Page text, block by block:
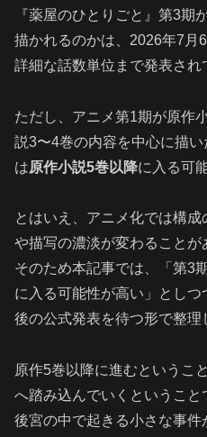
『薬屋のひとりごと』第3期
描かれるのかは、2026年7月
詳細な話数単位まで発表され
ただし、アニメ第1期が原作
説3〜4巻の内容を中心に描
は原作小説5巻以降に入る可
とはいえ、アニメ化では構
や描写の濃淡が変わることが
そのため本記事では、「第3
に入る可能性が高い」とし
後の公式発表を待つ形で整理
原作5巻以降に進むというこ
へ踏み込んでいくということ
後宮の中で起きる小さな事